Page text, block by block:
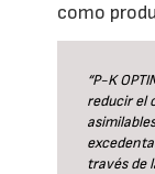
como
“P-K
reducir el
través de